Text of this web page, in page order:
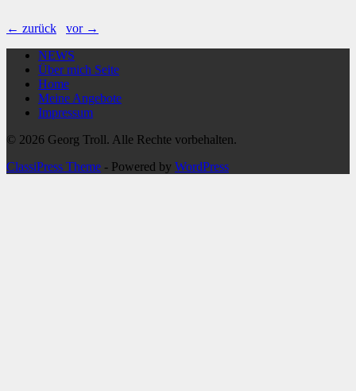
← zurück
vor →
NEWS
Über mich Seite
Home
Meine Angebote
Impressum
© 2026 Georg Troll. Alle Rechte vorbehalten.
ClassiPress Theme - Powered by WordPress